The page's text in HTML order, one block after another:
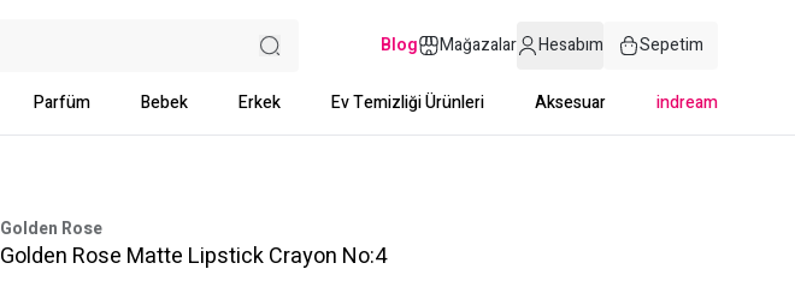
Blog Mağazalar Hesabım Sepetim
Parfüm Bebek Erkek Ev Temizliği Ürünleri Aksesuar indream
Golden Rose
Golden Rose Matte Lipstick Crayon No:4